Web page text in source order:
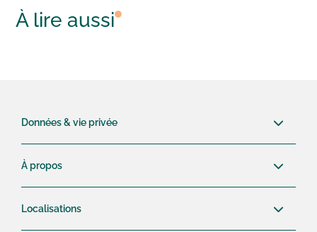
À lire aussi
Données & vie privée
À propos
Localisations